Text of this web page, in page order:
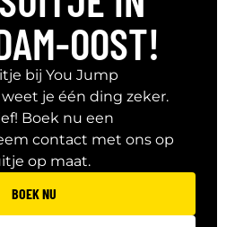
OOST!
bij You Jump
je één ding zeker.
Boek nu een
contact met ons op
op maat.
BOEK NU